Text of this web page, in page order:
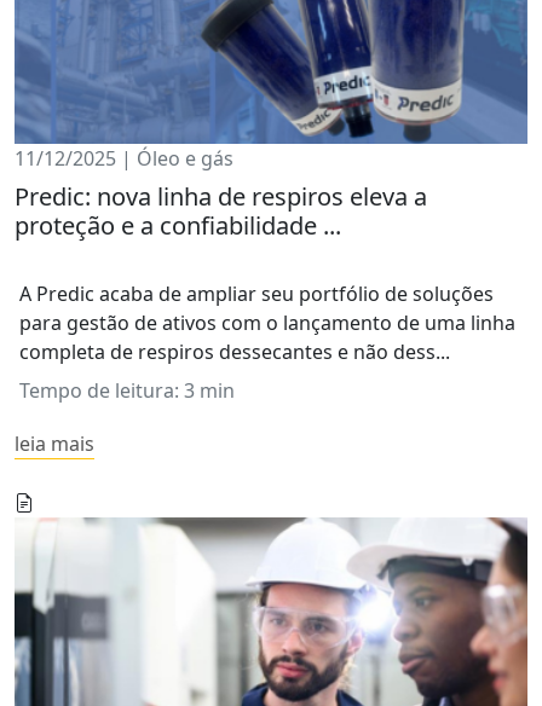
11/12/2025 | Óleo e gás
Predic: nova linha de respiros eleva a
proteção e a confiabilidade ...
A Predic acaba de ampliar seu portfólio de soluções
para gestão de ativos com o lançamento de uma linha
completa de respiros dessecantes e não dess...
Tempo de leitura: 3 min
leia mais